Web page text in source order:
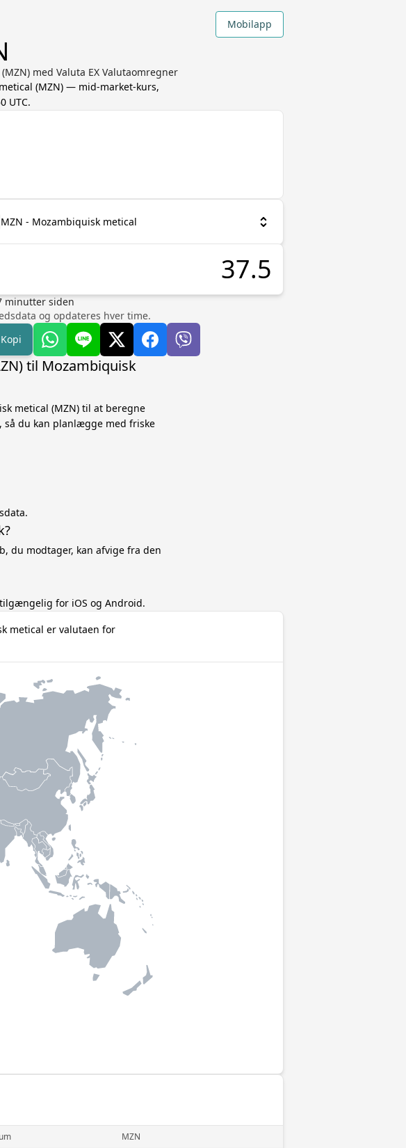
Mobilapp
med Valuta EX Valutaomregner
(MZN) — mid-market-kurs,
UTC.
MZN - Mozambiquisk metical
minutter siden
og opdateres hver time.
Kopi
til Mozambiquisk
metical (MZN) til at beregne
så du kan planlægge med friske
du modtager, kan afvige fra den
for iOS og Android.
metical er valutaen for
MZN